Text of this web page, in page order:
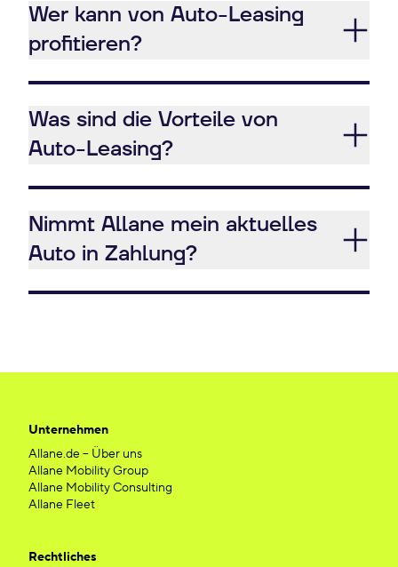
Wer kann von Auto-Leasing
profitieren?
Was sind die Vorteile von
Auto-Leasing?
Nimmt Allane mein aktuelles
Auto in Zahlung?
Unternehmen
Allane.de – Über uns
Allane Mobility Group
Allane Mobility Consulting
Allane Fleet
Rechtliches